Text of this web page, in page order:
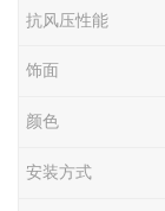
抗风压性能
饰面
颜色
安装方式